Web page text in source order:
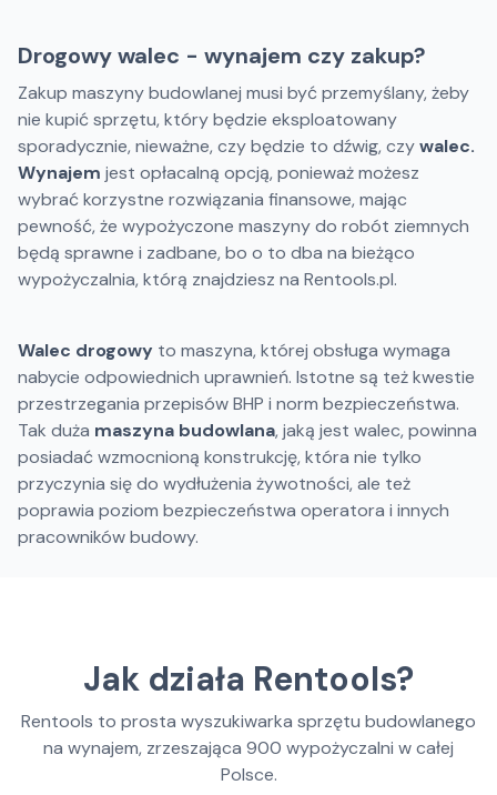
Drogowy walec - wynajem czy zakup?
Zakup maszyny budowlanej musi być przemyślany, żeby
nie kupić sprzętu, który będzie eksploatowany
sporadycznie, nieważne, czy będzie to dźwig, czywalec.
Wynajem jest opłacalną opcją, ponieważ możesz
wybrać korzystne rozwiązania finansowe, mając
pewność, że wypożyczone maszyny do robót ziemnych
będą sprawne i zadbane, bo o to dba na bieżąco
wypożyczalnia, którą znajdziesz na Rentools.pl.
Walec drogowy to maszyna, której obsługa wymaga
nabycie odpowiednich uprawnień. Istotne są też kwestie
przestrzegania przepisów BHP i norm bezpieczeństwa.
Tak duża maszyna budowlana, jaką jest walec, powinna
posiadać wzmocnioną konstrukcję, która nie tylko
przyczynia się do wydłużenia żywotności, ale też
poprawia poziom bezpieczeństwa operatora i innych
pracowników budowy.
Jak działa Rentools?
Rentools to prosta wyszukiwarka sprzętu budowlanego
na wynajem, zrzeszająca 900 wypożyczalni w całej
Polsce.